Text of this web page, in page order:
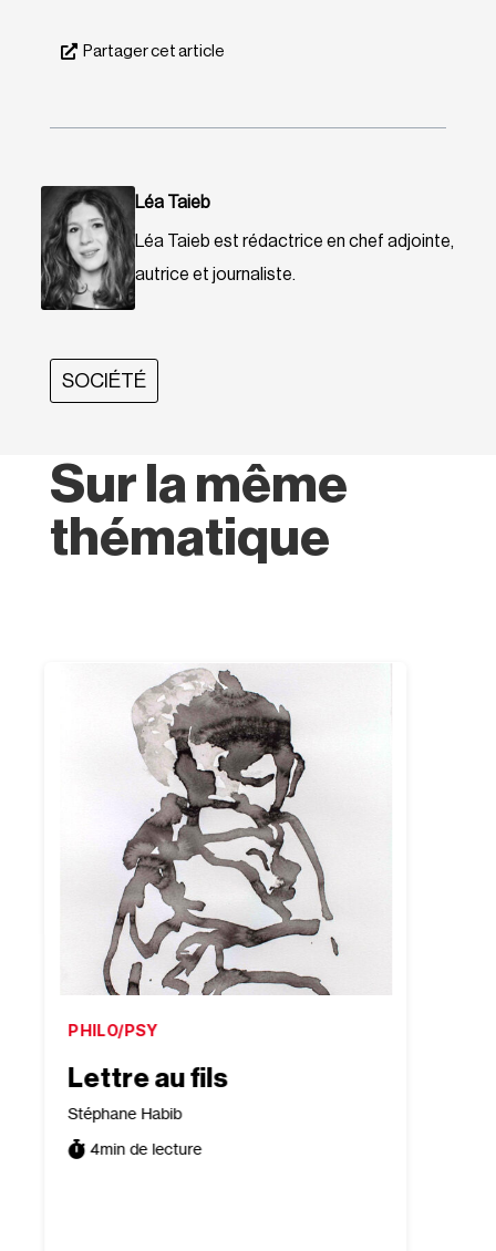
Partager cet article
Léa Taieb
Léa Taieb est rédactrice en chef adjointe,
autrice et journaliste.
SOCIÉTÉ
Sur la même
thématique
PHILO/PSY
Lettre au fils
Stéphane Habib
4min de lecture